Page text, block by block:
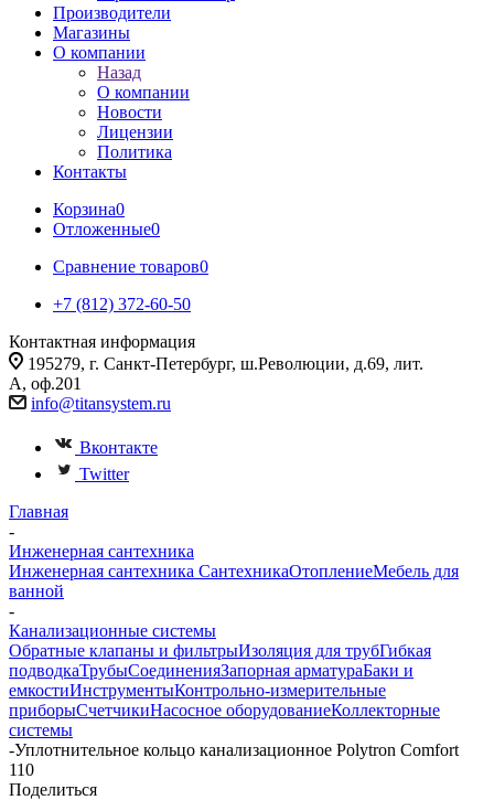
Производители
Магазины
О компании
Назад
О компании
Новости
Лицензии
Политика
Контакты
Корзина0
Отложенные0
Сравнение товаров0
+7 (812) 372-60-50
Контактная информация
195279, г. Санкт-Петербург, ш.Революции, д.69, лит.
А, оф.201
info@titansystem.ru
Вконтакте
Twitter
Главная
-
Инженерная сантехника
Инженерная сантехника СантехникаОтоплениеМебель для
ванной
-
Канализационные системы
Обратные клапаны и фильтрыИзоляция для трубГибкая
подводкаТрубыСоединенияЗапорная арматураБаки и
емкостиИнструментыКонтрольно-измерительные
приборыСчетчикиНасосное оборудованиеКоллекторные
системы
-Уплотнительное кольцо канализационное Polytron Comfort
110
Поделиться